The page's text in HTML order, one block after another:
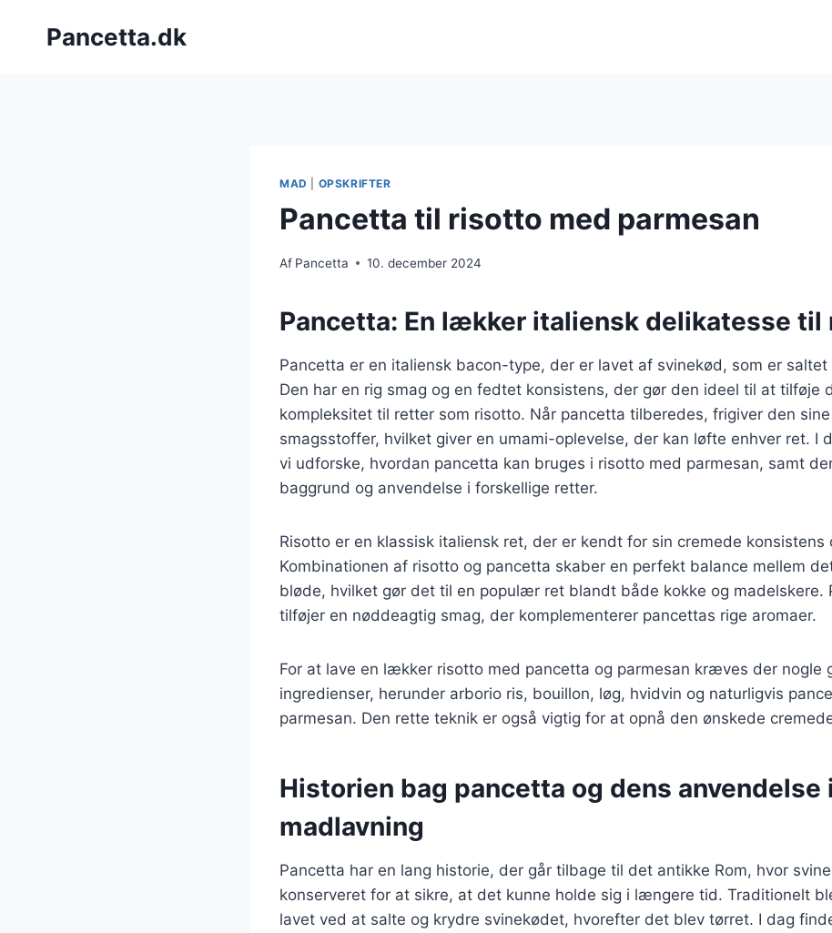
Pancetta.dk
MAD OPSKRIFTER
Pancetta til risotto med parmesan
Af Pancetta 10. december 2024
Pancetta: En lækker italiensk delikatesse til
Pancetta er en italiensk bacon-type, der er lavet af svinekød, som er saltet
Den har en rig smag og en fedtet konsistens, der gør den ideel til at tilføje
kompleksitet til retter som risotto. Når pancetta tilberedes, frigiver den
smagsstoffer, hvilket giver en umami-oplevelse, der kan løfte enhver ret. I
vi udforske, hvordan pancetta kan bruges i risotto med parmesan, samt
baggrund og anvendelse i forskellige retter.
Risotto er en klassisk italiensk ret, der er kendt for sin cremede konsistens
Kombinationen af risotto og pancetta skaber en perfekt balance mellem
bløde, hvilket gør det til en populær ret blandt både kokke og madelskere.
tilføjer en nøddeagtig smag, der komplementerer pancettas rige aromaer.
For at lave en lækker risotto med pancetta og parmesan kræves der nogle
ingredienser, herunder arborio ris, bouillon, løg, hvidvin og naturligvis
parmesan. Den rette teknik er også vigtig for at opnå den ønskede
Historien bag pancetta og dens anvendelse i
madlavning
Pancetta har en lang historie, der går tilbage til det antikke Rom, hvor
konserveret for at sikre, at det kunne holde sig i længere tid. Traditionelt
lavet ved at salte og krydre svinekødet, hvorefter det blev tørret. I dag